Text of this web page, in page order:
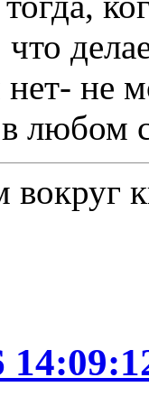
что
не
любом